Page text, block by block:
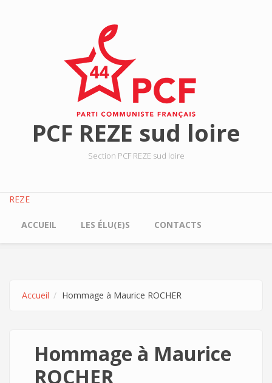
PCF REZE sud loire
Section PCF REZE sud loire
REZE
ACCUEIL LES ÉLU(E)S CONTACTS
Accueil Hommage à Maurice ROCHER
Hommage à Maurice
ROCHER